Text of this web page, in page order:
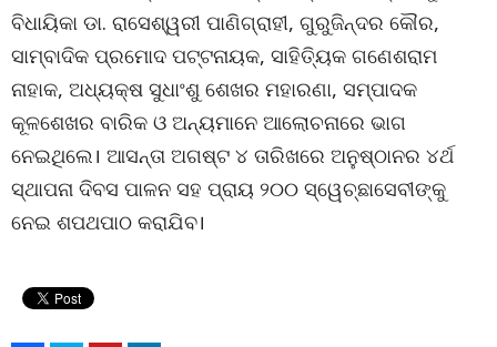
ବିଧାୟିକା ଡା. ରାସେଶ୍ୱରୀ ପାଣିଗ୍ରାହୀ, ଗୁରୁଜିନ୍ଦର କୌର,
ସାମ୍ବାଦିକ ପ୍ରମୋଦ ପଟ୍ଟନାୟକ, ସାହିତ୍ୟିକ ଗଣେଶରାମ
ନାହାକ, ଅଧ୍ୟକ୍ଷ ସୁଧାଂଶୁ ଶେଖର ମହାରଣା, ସମ୍ପାଦକ
କୂଳଶେଖର ବାରିକ ଓ ଅନ୍ୟମାନେ ଆଲୋଚନାରେ ଭାଗ
ନେଇଥିଲେ। ଆସନ୍ତା ଅଗଷ୍ଟ ୪ ତାରିଖରେ ଅନୁଷ୍ଠାନର ୪ର୍ଥ
ସ୍ଥାପନା ଦିବସ ପାଳନ ସହ ପ୍ରାୟ ୨୦୦ ସ୍ୱେଚ୍ଛାସେବୀଙ୍କୁ
ନେଇ ଶପଥପାଠ କରାଯିବ।